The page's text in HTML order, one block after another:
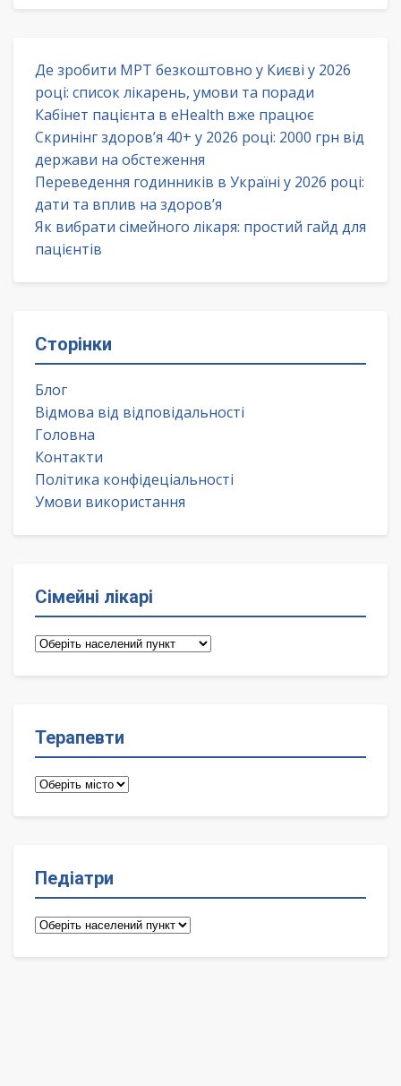
Де зробити МРТ безкоштовно у Києві у 2026
році: список лікарень, умови та поради
Кабінет пацієнта в eHealth вже працює
Скринінг здоров’я 40+ у 2026 році: 2000 грн від
держави на обстеження
Переведення годинників в Україні у 2026 році:
дати та вплив на здоров’я
Як вибрати сімейного лікаря: простий гайд для
пацієнтів
Сторінки
Блог
Відмова від відповідальності
Головна
Контакти
Політика конфідеціальності
Умови використання
Сімейні лікарі
Сімейні
Терапевти
Терапевти
Педіатри
Педіатри